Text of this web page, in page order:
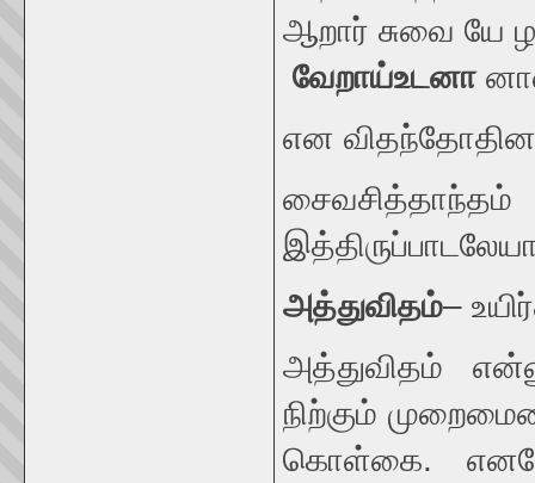
ஆறார் சுவை யே
வேறாய்உடனா
என
சைவசித்தாந்தம்
அத்துவிதம்–
அத்துவிதம்
நிற்கும்
கொள்கை.